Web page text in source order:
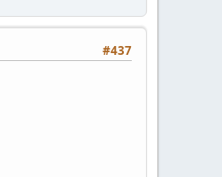
#437